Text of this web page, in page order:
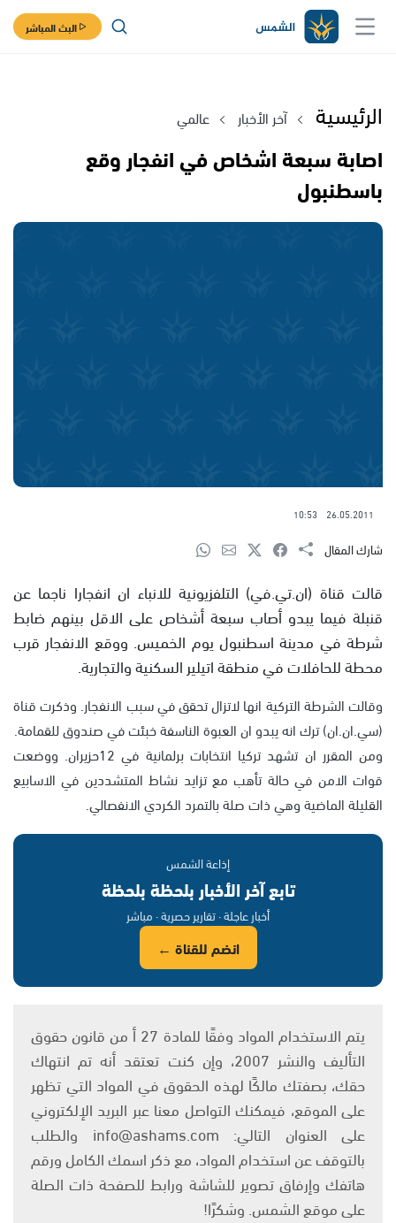
البث المباشر
الرئيسية آخر الأخبار عالمي
اصابة سبعة اشخاص في انفجار وقع
باسطنبول
26.05.2011
10:53
شارك المقال
قالت قناة (ان.تي.في) التلفزيونية للانباء ان انفجارا ناجما عن
قنبلة فيما يبدو أصاب سبعة أشخاص على الاقل بينهم ضابط
شرطة في مدينة اسطنبول يوم الخميس. ووقع الانفجار قرب
محطة للحافلات في منطقة اتيلير السكنية والتجارية.
وقالت الشرطة التركية انها لاتزال تحقق في سبب الانفجار. وذكرت قناة
(سي.ان.ان) ترك انه يبدو ان العبوة الناسفة خبئت في صندوق للقمامة.
ومن المقرر ان تشهد تركيا انتخابات برلمانية في 12حزيران. ووضعت
قوات الامن في حالة تأهب مع تزايد نشاط المتشددين في الاسابيع
القليلة الماضية وهي ذات صلة بالتمرد الكردي الانفصالي.
إذاعة الشمس
تابع آخر الأخبار بلحظة بلحظة
أخبار عاجلة · تقارير حصرية · مباشر
انضم للقناة ←
يتم الاستخدام المواد وفقًا للمادة 27 أ من قانون حقوق
التأليف والنشر 2007، وإن كنت تعتقد أنه تم انتهاك
حقك، بصفتك مالكًا لهذه الحقوق في المواد التي تظهر
على الموقع، فيمكنك التواصل معنا عبر البريد الإلكتروني
على العنوان التالي: info@ashams.com والطلب
بالتوقف عن استخدام المواد، مع ذكر اسمك الكامل ورقم
هاتفك وإرفاق تصوير للشاشة ورابط للصفحة ذات الصلة
على موقع الشمس. وشكرًا!